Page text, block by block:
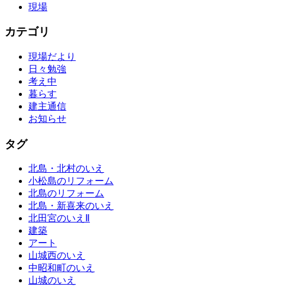
現場
カテゴリ
現場だより
日々勉強
考え中
暮らす
建主通信
お知らせ
タグ
北島・北村のいえ
小松島のリフォーム
北島のリフォーム
北島・新喜来のいえ
北田宮のいえⅡ
建築
アート
山城西のいえ
中昭和町のいえ
山城のいえ